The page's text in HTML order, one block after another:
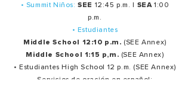
• Summit Niños:SEE 12:45 p.m. | SEA1:00
p.m.
• Estudiantes
Middle School 12:10 p.m. (SEE Annex)
Middle School 1:15 p,m. (SEE Annex)
• Estudiantes High School 12 p.m. (SEE Annex)
Servicios de oración en español: